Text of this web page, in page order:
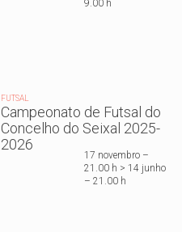
9.00 h
FUTSAL
Campeonato de Futsal do
Concelho do Seixal 2025-
2026
17 novembro –
21.00 h > 14 junho
– 21.00 h